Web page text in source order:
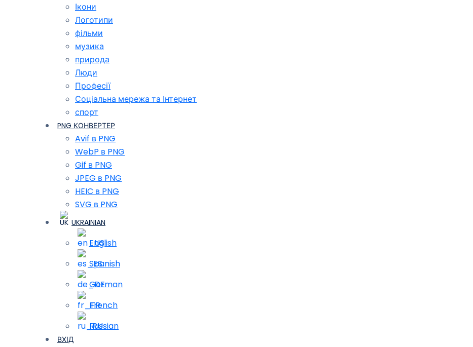
Ікони
Логотипи
фільми
музика
природа
Люди
Професії
Соціальна мережа та Інтернет
спорт
PNG КОНВЕРТЕР
Avif в PNG
WebP в PNG
Gif в PNG
JPEG в PNG
HEIC в PNG
SVG в PNG
UKRAINIAN
English
Spanish
German
French
Russian
ВХІД